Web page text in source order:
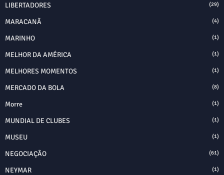
LIBERTADORES (29)
MARACANÃ (4)
MARINHO (1)
MELHOR DA AMÉRICA (1)
MELHORES MOMENTOS (1)
MERCADO DA BOLA (8)
Morre (1)
MUNDIAL DE CLUBES (1)
MUSEU (1)
NEGOCIAÇÃO (61)
NEYMAR (1)